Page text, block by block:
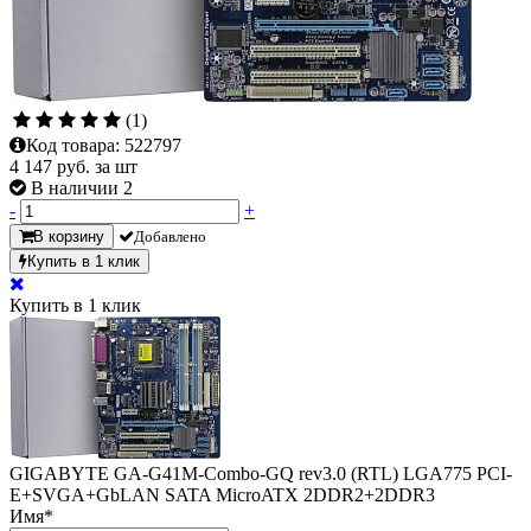
(1)
Код товара: 522797
4 147 руб. за шт
В наличии 2
-
+
В корзину
Добавлено
Купить в 1 клик
Купить в 1 клик
GIGABYTE GA-G41M-Combo-GQ rev3.0 (RTL) LGA775 PCI-
E+SVGA+GbLAN SATA MicroATX 2DDR2+2DDR3
Имя*